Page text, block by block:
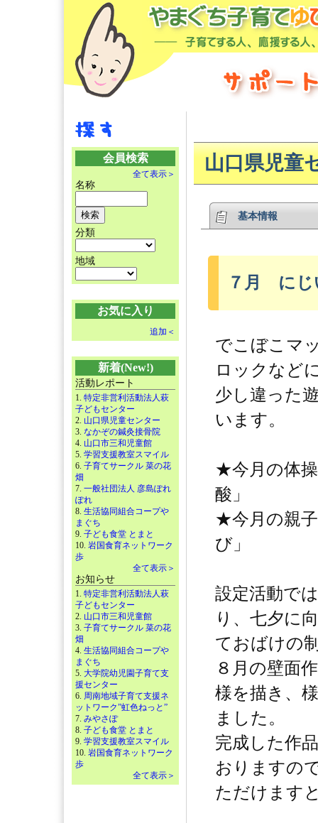
会員検索
全て表示＞
名称
分類
地域
お気に入り
追加＜
新着(New!)
活動レポート
1. 特定非営利活動法人萩
子どもセンター
2. 山口県児童センター
3. なかぞの鍼灸接骨院
4. 山口市三和児童館
5. 学習支援教室スマイル
6. 子育てサークル 菜の花
畑
7. 一般社団法人 彦島ぽれ
ぽれ
8. 生活協同組合コープや
まぐち
9. 子ども食堂 とまと
10. 岩国食育ネットワーク
歩
全て表示＞
お知らせ
1. 特定非営利活動法人萩
子どもセンター
2. 山口市三和児童館
3. 子育てサークル 菜の花
畑
4. 生活協同組合コープや
まぐち
5. 大学院幼児園子育て支
援センター
6. 周南地域子育て支援ネ
ットワーク”虹色ねっと”
7. みやさぽ
8. 子ども食堂 とまと
9. 学習支援教室スマイル
10. 岩国食育ネットワーク
歩
全て表示＞
山口県児童
基本情報
７月 にじ
でこぼこマ
ロックなど
少し違った
います。
★今月の体
酸」
★今月の親
び」
設定活動で
り、七夕に
ておばけの
８月の壁面
様を描き、
ました。
完成した作
おりますの
ただけます